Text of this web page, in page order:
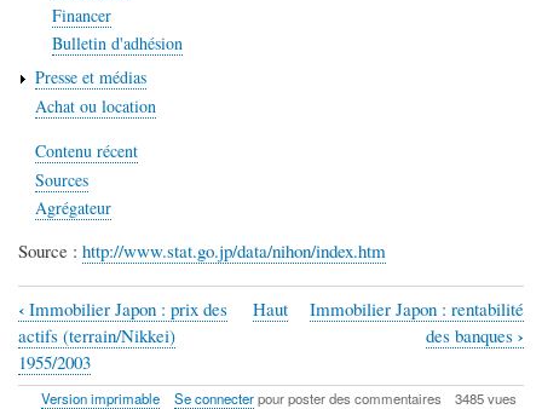
Financer
Bulletin d'adhésion
Presse et médias
Achat ou location
Contenu récent
Sources
Agrégateur
Source : http://www.stat.go.jp/data/nihon/index.htm
Liens
transversaux
de
‹ Immobilier Japon : prix des
actifs (terrain/Nikkei)
1955/2003
Haut
Immobilier Japon : rentabilité
des banques ›
Version imprimable Se connecterpour poster des commentaires 3485 vues